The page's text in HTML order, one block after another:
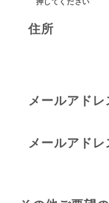
押してください
住所
メールアドレ
メールアドレ